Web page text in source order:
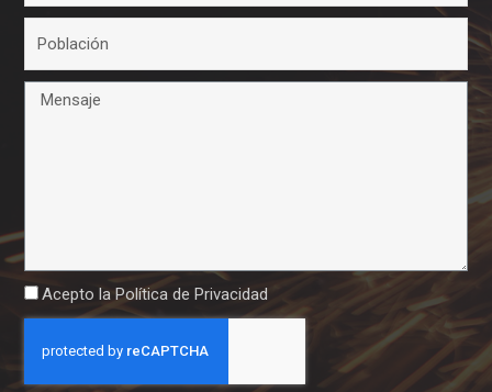
Acepto la Política de Privacidad